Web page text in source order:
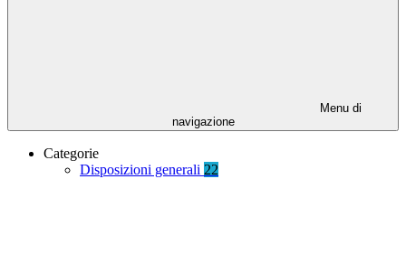
Menu di
navigazione
Categorie
Disposizioni generali 22